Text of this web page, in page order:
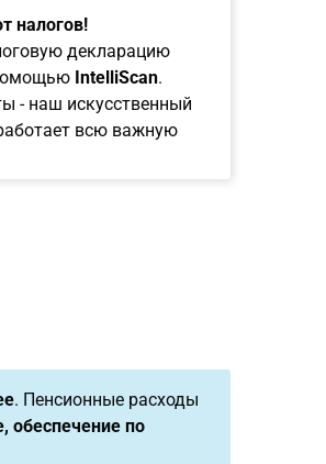
налогов!
декларацию
IntelliScan.
- наш искусственный
всю важную
. Пенсионные расходы
обеспечение по